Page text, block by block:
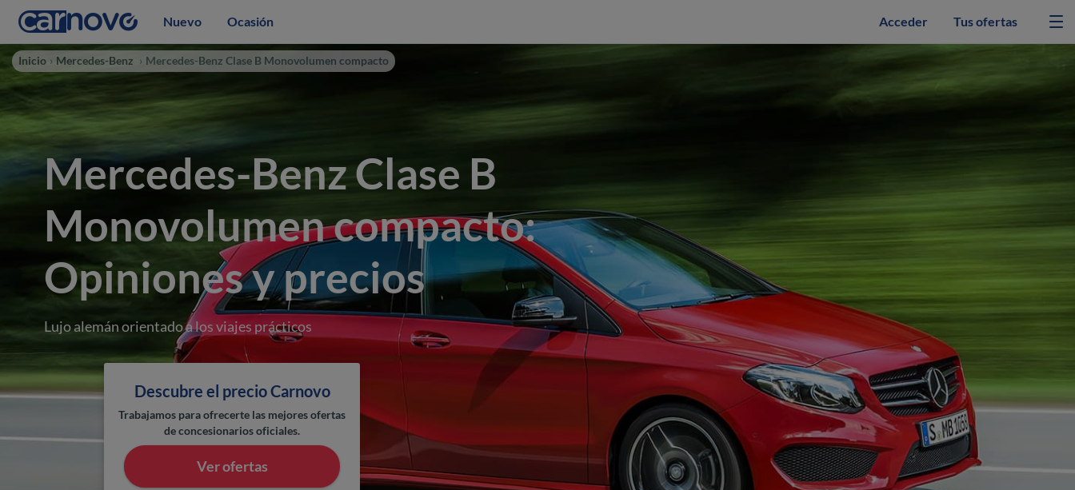
Nuevo Ocasión Acceder Tus ofertas
Inicio Mercedes-Benz Mercedes-Benz Clase B Monovolumen compacto
Mercedes-Benz Clase B
Monovolumen compacto:
Opiniones y precios
Lujo alemán orientado a los viajes prácticos
Descubre el precio Carnovo
Trabajamos para ofrecerte las mejores ofertas
de concesionarios oficiales.
Ver ofertas